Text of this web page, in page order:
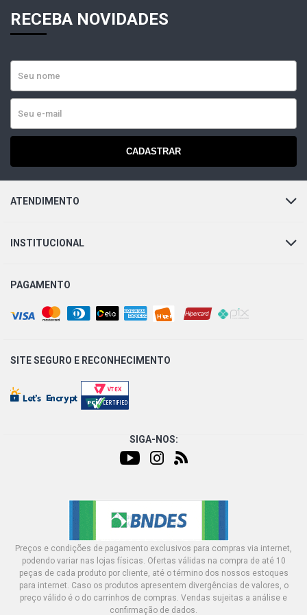
XC90 AWD SUV 4.4 32V V8 GASOLINA (2005 - 2007)
OUTROS LADO PASSAGEIRO
GOLF SPORTLINE HATCH 1.6 8V AP FLEX (2008 - 2014)
CLASSE B 200 (245) MINIVAN 2.0 8V M266.980 TURBO
PASSAGEIRO
16V M271.944 L4 GASOLINA (2005 - 2009) OUTROS
LADO MOTORISTA, OUTROS LADO PASSAGEIRO
RECEBA NOVIDADES
CADASTRAR
ATENDIMENTO
INSTITUCIONAL
PAGAMENTO
SITE SEGURO E RECONHECIMENTO
SIGA-NOS:
Preços e condições de pagamento exclusivos para compras via internet,
podendo variar nas lojas físicas. Ofertas válidas na compra de até 10
peças de cada produto por cliente, até o término dos nossos estoques
para internet. Caso os produtos apresentem divergências de valores, o
preço válido é o do carrinhos de compras. Vendas sujeitas a análise e
confirmação de dados.